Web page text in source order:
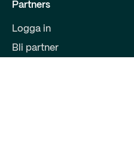
Partners
Logga in
Bli partner